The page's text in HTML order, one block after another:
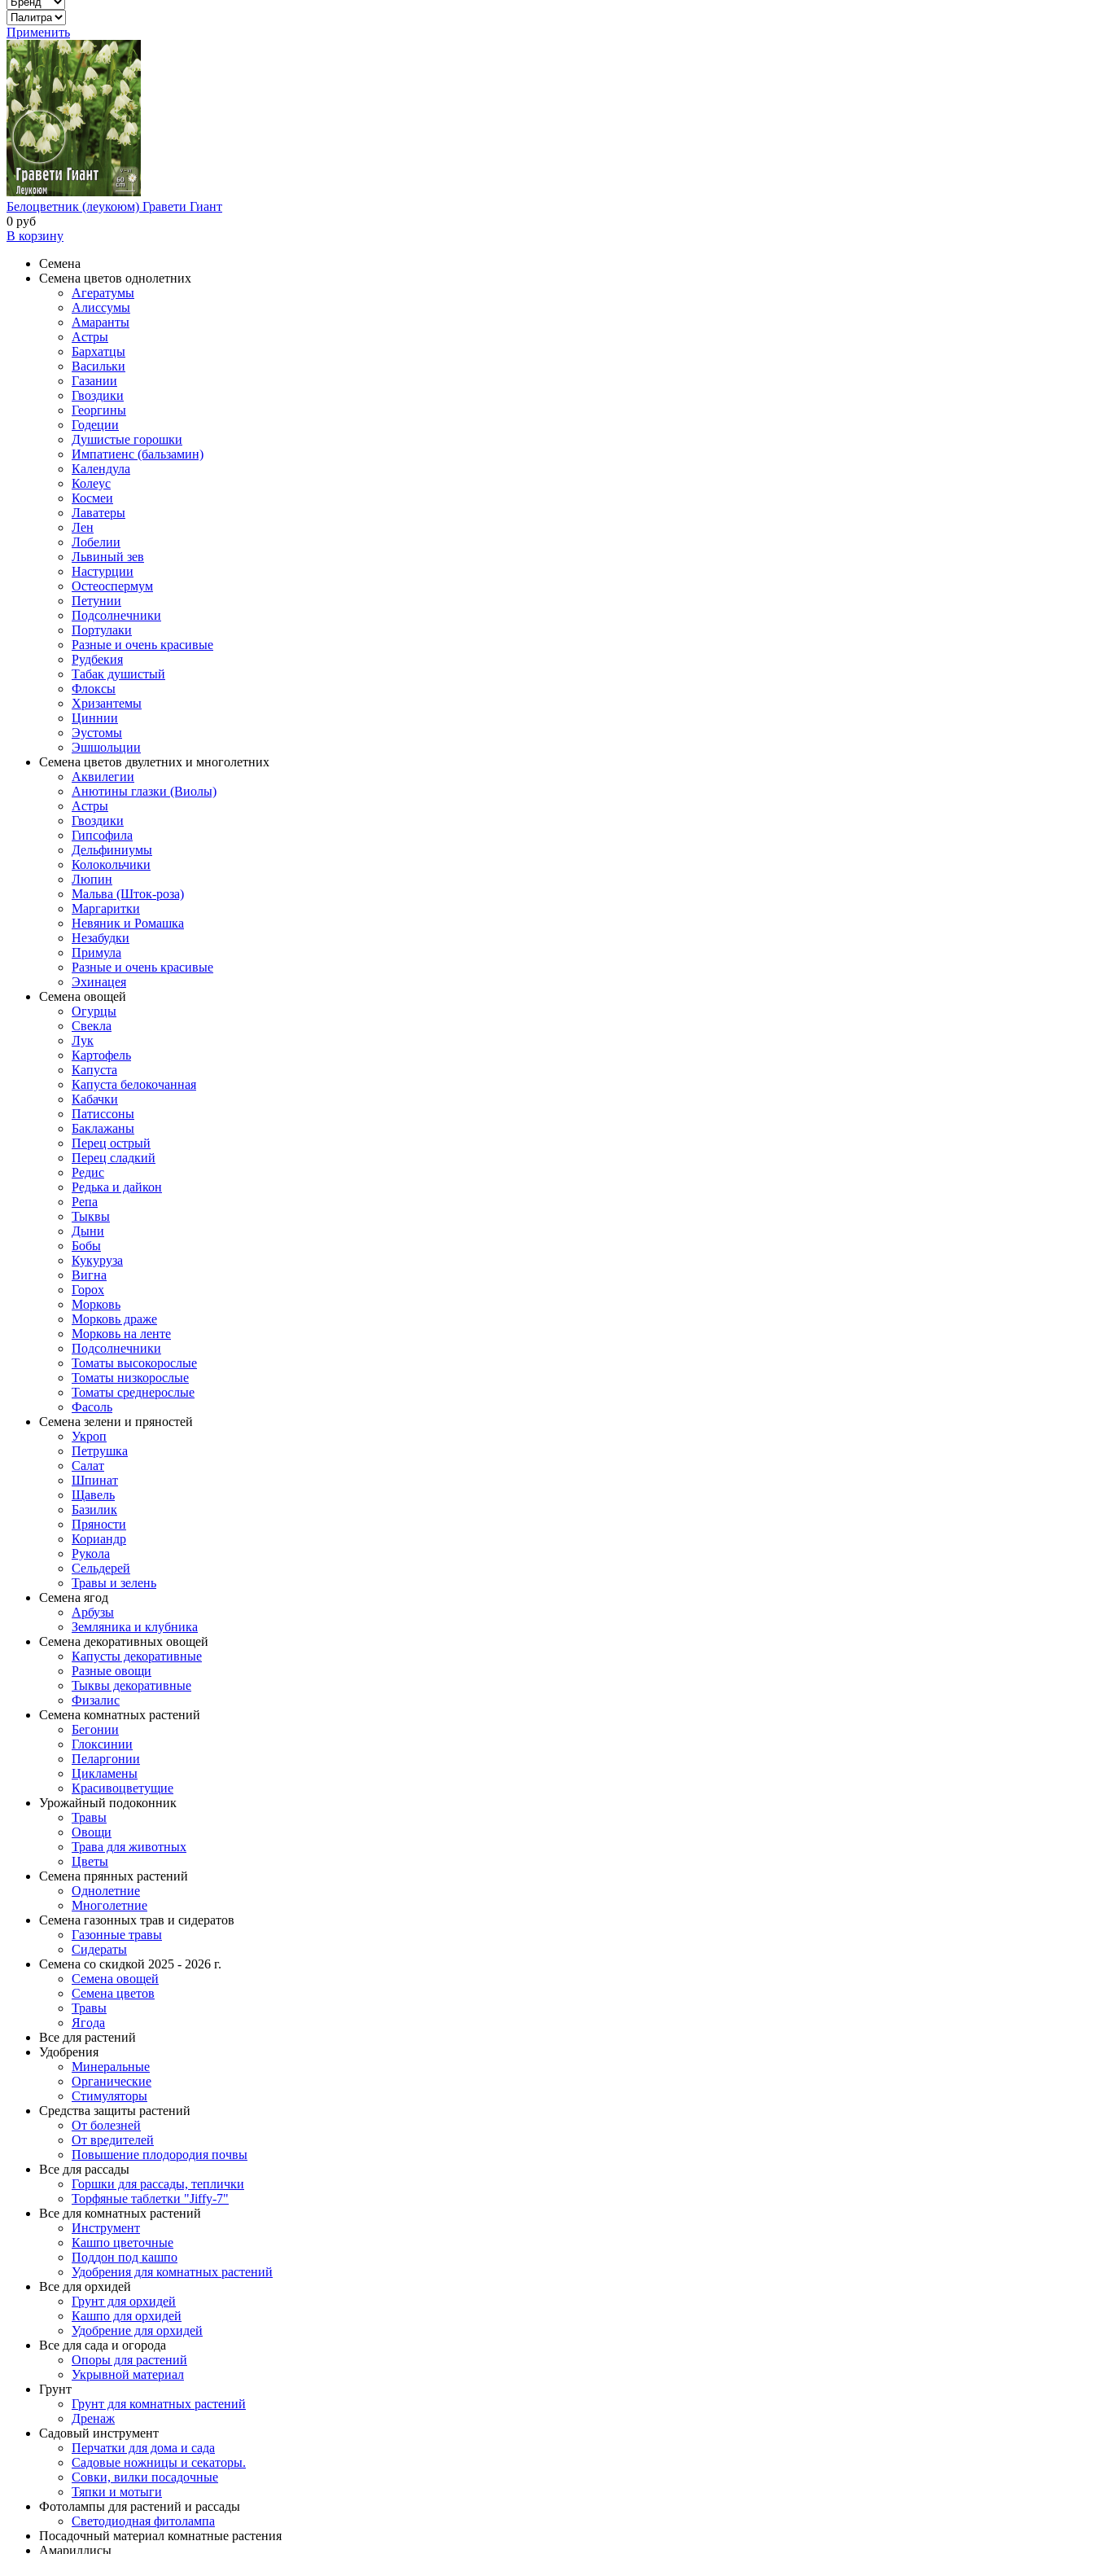
Применить
Белоцветник (леукоюм) Гравети Гиант
0 руб
В корзину
Семена
Семена цветов однолетних
Агератумы
Алиссумы
Амаранты
Астры
Бархатцы
Васильки
Газании
Гвоздики
Георгины
Годеции
Душистые горошки
Импатиенс (бальзамин)
Календула
Колеус
Космеи
Лаватеры
Лен
Лобелии
Львиный зев
Настурции
Остеоспермум
Петунии
Подсолнечники
Портулаки
Разные и очень красивые
Рудбекия
Табак душистый
Флоксы
Хризантемы
Циннии
Эустомы
Эшшольции
Семена цветов двулетних и многолетних
Аквилегии
Анютины глазки (Виолы)
Астры
Гвоздики
Гипсофила
Дельфиниумы
Колокольчики
Люпин
Мальва (Шток-роза)
Маргаритки
Невяник и Ромашка
Незабудки
Примула
Разные и очень красивые
Эхинацея
Семена овощей
Огурцы
Свекла
Лук
Картофель
Капуста
Капуста белокочанная
Кабачки
Патиссоны
Баклажаны
Перец острый
Перец сладкий
Редис
Редька и дайкон
Репа
Тыквы
Дыни
Бобы
Кукуруза
Вигна
Горох
Морковь
Морковь драже
Морковь на ленте
Подсолнечники
Томаты высокорослые
Томаты низкорослые
Томаты среднерослые
Фасоль
Семена зелени и пряностей
Укроп
Петрушка
Салат
Шпинат
Щавель
Базилик
Пряности
Кориандр
Рукола
Сельдерей
Травы и зелень
Семена ягод
Арбузы
Земляника и клубника
Семена декоративных овощей
Капусты декоративные
Разные овощи
Тыквы декоративные
Физалис
Семена комнатных растений
Бегонии
Глоксинии
Пеларгонии
Цикламены
Красивоцветущие
Урожайный подоконник
Травы
Овощи
Трава для животных
Цветы
Семена прянных растений
Однолетние
Многолетние
Семена газонных трав и сидератов
Газонные травы
Сидераты
Семена со скидкой 2025 - 2026 г.
Семена овощей
Семена цветов
Травы
Ягода
Все для растений
Удобрения
Минеральные
Органические
Стимуляторы
Средства защиты растений
От болезней
От вредителей
Повышение плодородия почвы
Все для рассады
Горшки для рассады, теплички
Торфяные таблетки "Jiffy-7"
Все для комнатных растений
Инструмент
Кашпо цветочные
Поддон под кашпо
Удобрения для комнатных растений
Все для орхидей
Грунт для орхидей
Кашпо для орхидей
Удобрение для орхидей
Все для сада и огорода
Опоры для растений
Укрывной материал
Грунт
Грунт для комнатных растений
Дренаж
Садовый инструмент
Перчатки для дома и сада
Садовые ножницы и секаторы.
Совки, вилки посадочные
Тяпки и мотыги
Фотолампы для растений и рассады
Светодиодная фитолампа
Посадочный материал комнатные растения
Амариллисы